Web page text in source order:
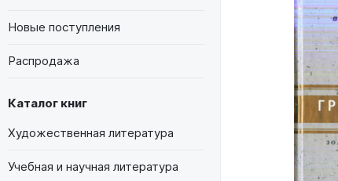
Новые поступления
Распродажа
Каталог книг
Художественная литература
Учебная и научная литература